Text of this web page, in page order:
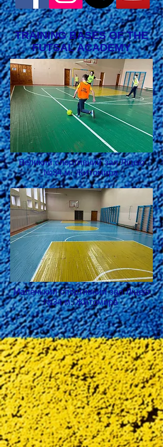
TRAINING BASES OF THE
FUTSAL ACADEMY
Великий спортивний зал Ліцею
№34 м. Житомира
Маленький спортивний зал Ліцею
№34 м. Житомира